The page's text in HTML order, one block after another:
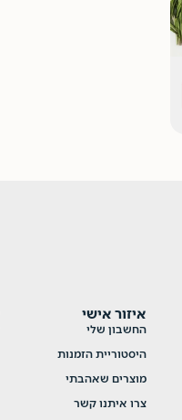
איזור אישי
החשבון שלי
היסטוריית הזמנות
מוצרים שאהבתי
צרו איתנו קשר